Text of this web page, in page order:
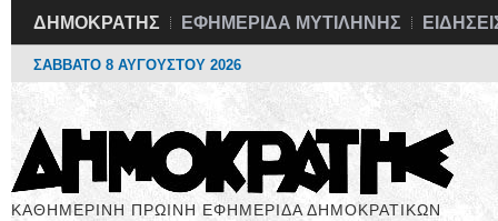
ΔΗΜΟΚΡΑΤΗΣ ΕΦΗΜΕΡΙΔΑ ΜΥΤΙΛΗΝΗΣ
ΣΑΒΒΑΤΟ 8 ΑΥΓΟΥΣΤΟΥ 2026
ΚΑΘΗΜΕΡΙΝΗ ΠΡΩΙΝΗ ΕΦΗΜΕΡΙΔΑ ΔΗΜΟΚΡΑΤΙΚΩΝ